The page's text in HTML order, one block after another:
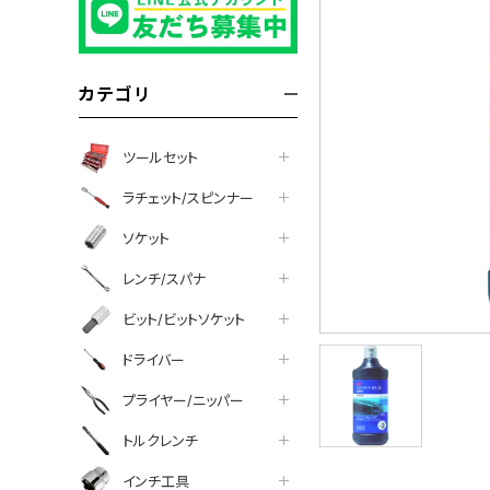
カテゴリ
ツールセット
ラチェット/スピンナー
ソケット
レンチ/スパナ
ビット/ビットソケット
ドライバー
プライヤー/ニッパー
トルクレンチ
インチ工具